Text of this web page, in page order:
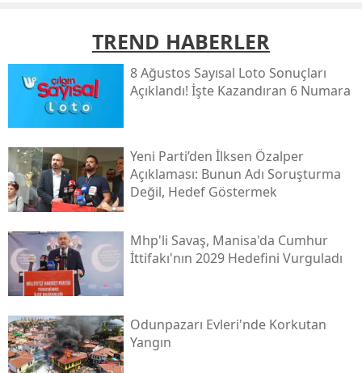
TREND HABERLER
8 Ağustos Sayısal Loto Sonuçları
Açıklandı! İşte Kazandıran 6 Numara
Yeni̇ Parti’den İlksen Özalper
Açıklaması: Bunun Adı Soruşturma
Değil, Hedef Göstermek
Mhp'li Savaş, Manisa'da Cumhur
İttifakı'nın 2029 Hedefini Vurguladı
Odunpazarı Evleri'nde Korkutan
Yangın